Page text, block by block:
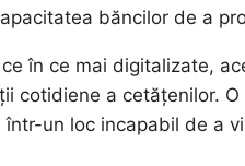
băncilor de a
în ce mai digitalizate,
cotidiene a cetățenilor.
un loc incapabil de a